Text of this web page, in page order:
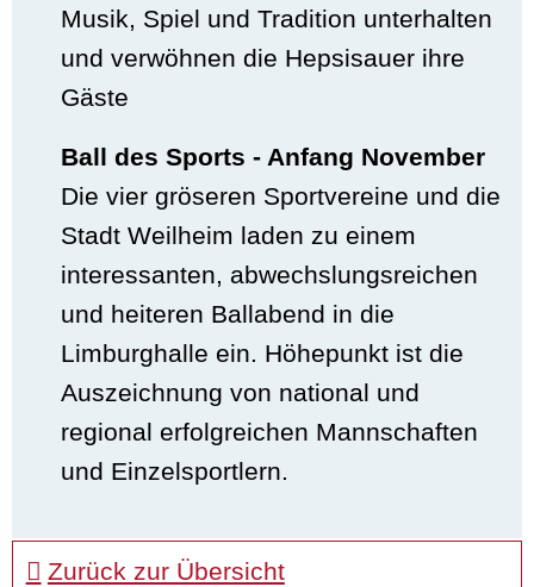
Musik, Spiel und Tradition unterhalten
und verwöhnen die Hepsisauer ihre
Gäste
Ball des Sports - Anfang November
Die vier gröseren Sportvereine und die
Stadt Weilheim laden zu einem
interessanten, abwechslungsreichen
und heiteren Ballabend in die
Limburghalle ein. Höhepunkt ist die
Auszeichnung von national und
regional erfolgreichen Mannschaften
und Einzelsportlern.
Zurück zur Übersicht